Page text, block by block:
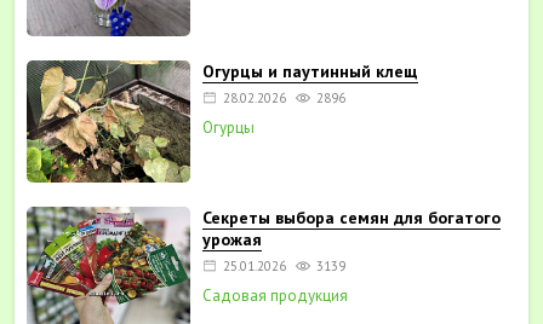
Огурцы и паутинный клещ
28.02.2026 2896
Огурцы
Секреты выбора семян для богатого
урожая
25.01.2026 3139
Садовая продукция